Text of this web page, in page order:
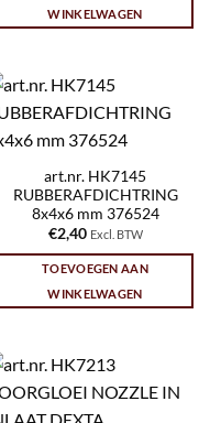
WINKELWAGEN
art.nr. HK7145
RUBBERAFDICHTRING
8x4x6 mm 376524
€2,40 Excl. BTW
TOEVOEGEN AAN
WINKELWAGEN